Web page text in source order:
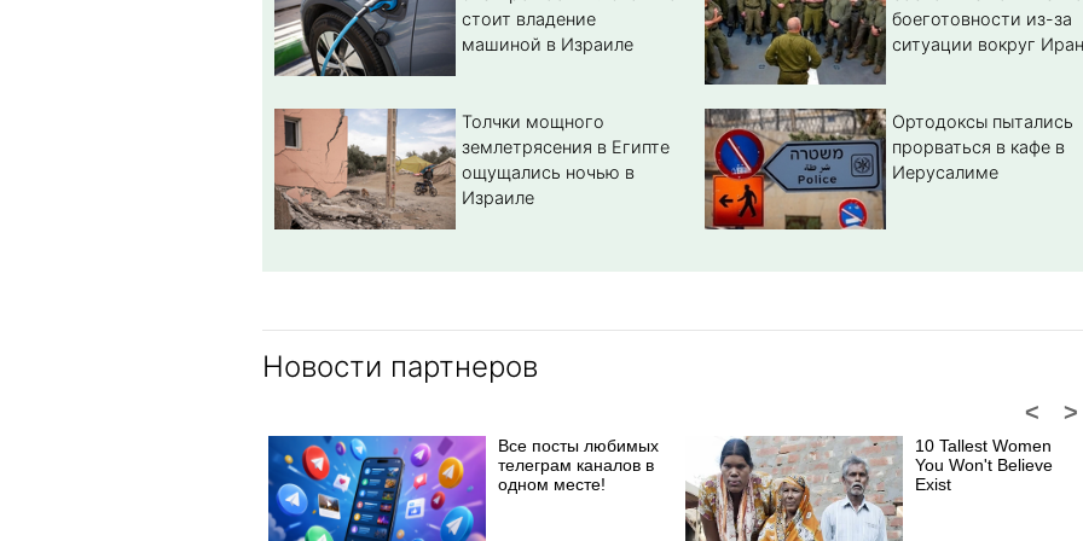
стоит владение
машиной в Израиле
боеготовности из-за
ситуации вокруг
Толчки мощного
землетрясения в Египте
ощущались ночью в
Израиле
Ортодоксы пытались
прорваться в кафе в
Иерусалиме
Новости партнеров
>
<
Все посты любимых
телеграм каналов в
одном месте!
10 Tallest Women
You Won't Believe
Exist